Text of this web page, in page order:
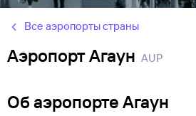
Все аэропорты страны
Аэропорт Агаун AUP
Об аэропорте Агаун